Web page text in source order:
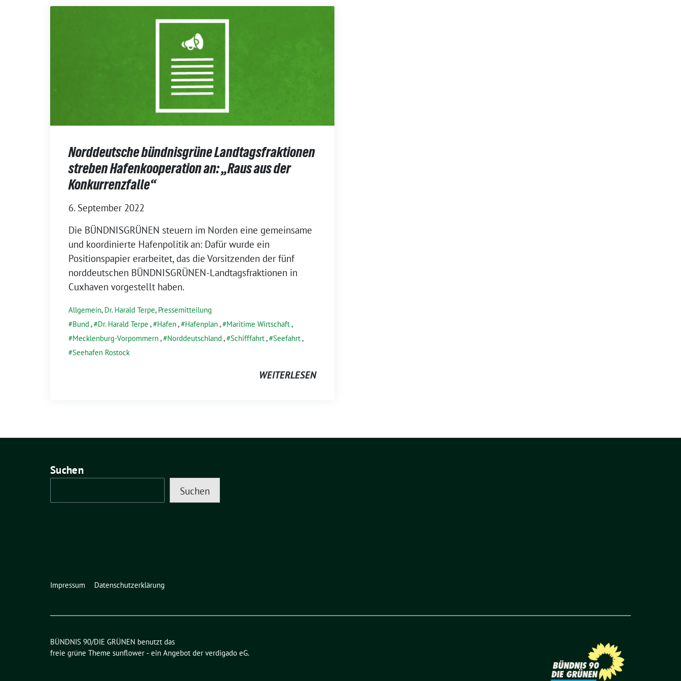
Norddeutsche bündnisgrüne Landtagsfraktionen
streben Hafenkooperation an: „Raus aus der
Konkurrenzfalle“
6. September 2022
Die BÜNDNISGRÜNEN steuern im Norden eine gemeinsame
und koordinierte Hafenpolitik an: Dafür wurde ein
Positionspapier erarbeitet, das die Vorsitzenden der fünf
norddeutschen BÜNDNISGRÜNEN-Landtagsfraktionen in
Cuxhaven vorgestellt haben.
Allgemein, Dr. Harald Terpe, Pressemitteilung
Bund , Dr. Harald Terpe , Hafen, Hafenplan, Maritime Wirtschaft,
Mecklenburg-Vorpommern, Norddeutschland , Schifffahrt, Seefahrt,
Seehafen Rostock
WEITERLESEN
Suchen
Suchen
Impressum Datenschutzerklärung
BÜNDNIS 90/DIE GRÜNEN benutzt das
freie grüne Theme sunflower ‐ ein Angebot der verdigado eG.